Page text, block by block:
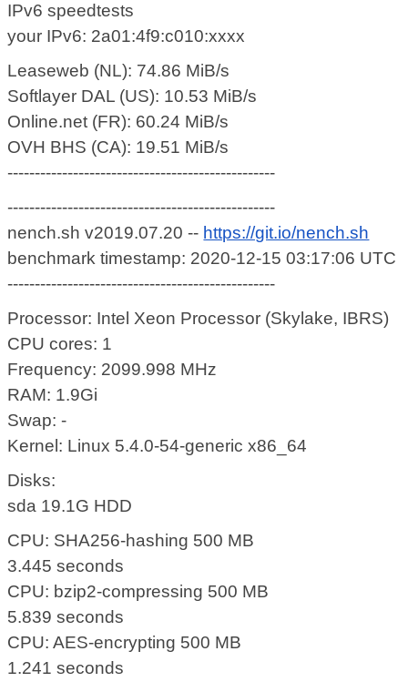
IPv6 speedtests
your IPv6: 2a01:4f9:c010:xxxx
Leaseweb (NL): 74.86 MiB/s
Softlayer DAL (US): 10.53 MiB/s
Online.net (FR): 60.24 MiB/s
OVH BHS (CA): 19.51 MiB/s
-------------------------------------------------
-------------------------------------------------
nench.sh v2019.07.20 -- https://git.io/nench.sh
benchmark timestamp: 2020-12-15 03:17:06 UTC
-------------------------------------------------
Processor: Intel Xeon Processor (Skylake, IBRS)
CPU cores: 1
Frequency: 2099.998 MHz
RAM: 1.9Gi
Swap: -
Kernel: Linux 5.4.0-54-generic x86_64
Disks:
sda 19.1G HDD
CPU: SHA256-hashing 500 MB
3.445 seconds
CPU: bzip2-compressing 500 MB
5.839 seconds
CPU: AES-encrypting 500 MB
1.241 seconds